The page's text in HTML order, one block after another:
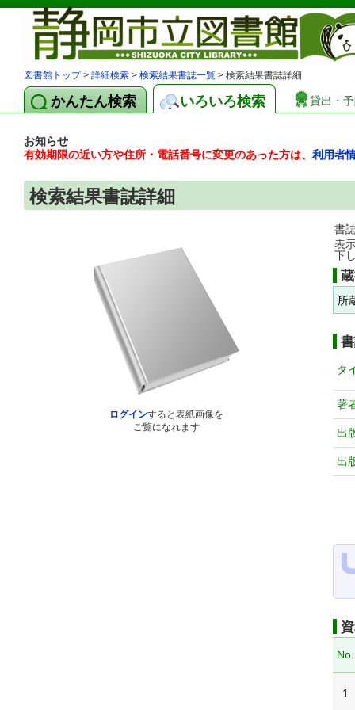
図書館トップ> 詳細検索 > 検索結果書誌一覧 > 検索結果書誌詳細
かんたん検索 いろいろ検索 貸出・
お知らせ
有効期限の近い方や住所・電話番号に変更のあった方は、 利用者
検索結果書誌詳細
ログインすると表紙画像を
ご覧になれます
書
表
下
所
タ
著
出
出
No.
1